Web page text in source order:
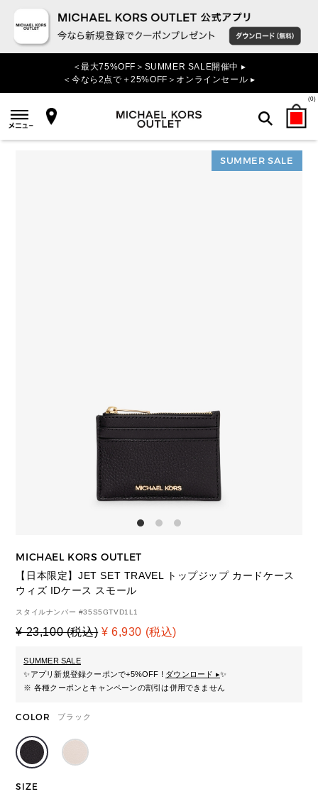
＜最大75%OFF＞SUMMER SALE開催中 ▸
＜今なら2点で＋25%OFF＞オンラインセール ▸
(0)
検索
SUMMER SALE
MICHAEL KORS OUTLET
【日本限定】JET SET TRAVEL トップジップ カードケース
ウィズ IDケース スモール
スタイルナンバー #35S5GTVD1L1
¥ 23,100 (税込) ¥ 6,930 (税込)
SUMMER SALE
✨アプリ新規登録クーポンで+5%OFF ! ダウンロード ▸✨
※ 各種クーポンとキャンペーンの割引は併用できません
COLOR ブラック
SIZE